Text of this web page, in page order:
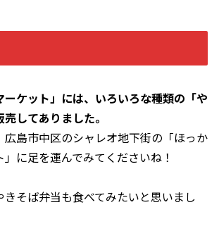
ーケット」には、いろいろな種類の「や
してありました。
広島市中区のシャレオ地下街の「ほっか
に足を運んでみてくださいね！
そば弁当も食べてみたいと思いまし